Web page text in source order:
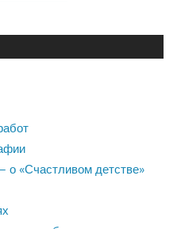
о «Счастливом детстве»